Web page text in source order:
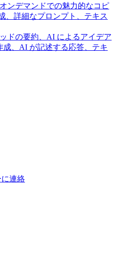
オンデマンドでの魅力的なコピ
、詳細なプロンプト、テキス
ドの要約、AI によるアイデア
、AI が記述する応答、テキ
に連絡